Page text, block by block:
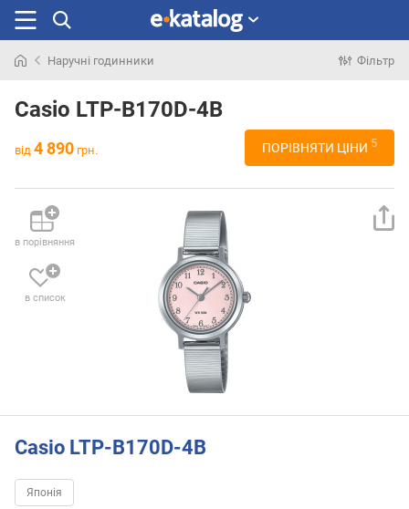
раніше
Наручні годинники Фільтр
Casio LTP-B170D-4B
від 4 890 грн. ПОРІВНЯТИ ЦІНИ 5
в порівняння
в список
Casio LTP-B170D-4B
Японія